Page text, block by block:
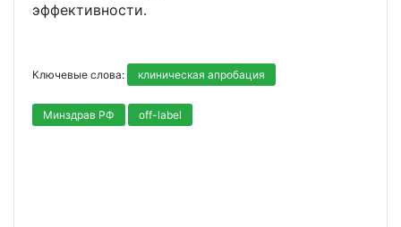
эффективности.
Ключевые слова: клиническая апробация
Минздрав РФ off-label